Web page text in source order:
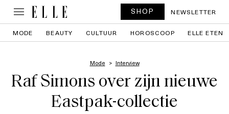
SHOP NEWSLETTER
MODE BEAUTY CULTUUR HOROSCOOP ELLE ETEN
Mode Interview
Raf Simons over zijn nieuwe
Eastpak-collectie